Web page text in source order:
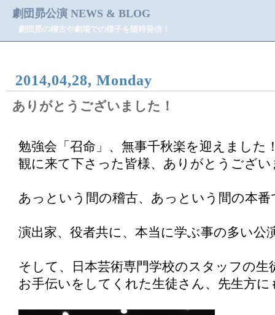
劇団昴公演 NEWS & BLOG
劇団昴の稽古や劇場での様子を随時発信！
2014,04,28, Monday
ありがとうございました！
勉強会「召命」、無事千秋楽を迎えました
観に来て下さった皆様、ありがとうござい
あっという間の稽古、あっという間の本番
演出家、役者共に、本当に学ぶ事の多い公
そして、日本芸術専門学校のスタッフの生
お手伝いをしてくれた生徒さん、先生方に